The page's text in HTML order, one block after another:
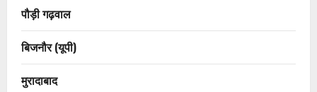
पौड़ी गढ़वाल
बिजनौर (यूपी)
मुरादाबाद